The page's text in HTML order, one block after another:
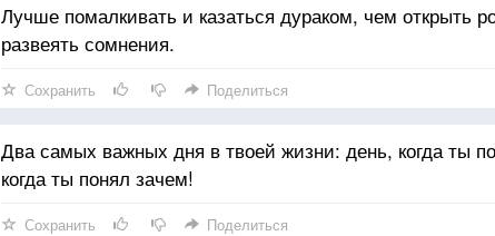
Лучше помалкивать и казаться дураком, чем открыть
развеять сомнения.
Сохранить Поделиться
Два самых важных дня в твоей жизни: день, когда ты
когда ты понял зачем!
Сохранить Поделиться